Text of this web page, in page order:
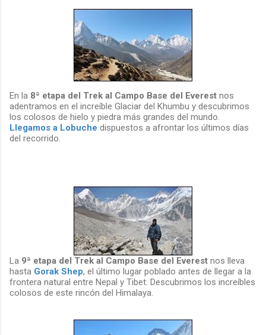
En la 8ª etapa del Trek al Campo Base del Everest nos
adentramos en el increíble Glaciar del Khumbu y descubrimos
los colosos de hielo y piedra más grandes del mundo.
Llegamos a Lobuche dispuestos a afrontar los últimos días
del recorrido.
La 9ª etapa del Trek al Campo Base del Everest nos lleva
hasta Gorak Shep, el último lugar poblado antes de llegar a la
frontera natural entre Nepal y Tibet. Descubrimos los increíbles
colosos de este rincón del Himalaya.